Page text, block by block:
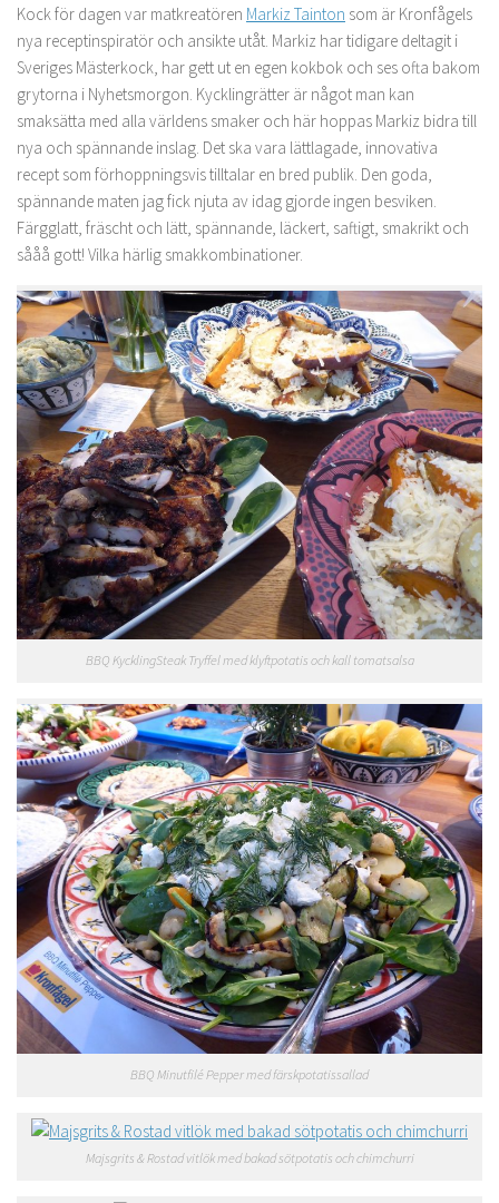
Kock för dagen var matkreatören Markiz Tainton som är Kronfågels
nya receptinspiratör och ansikte utåt. Markiz har tidigare deltagit i
Sveriges Mästerkock, har gett ut en egen kokbok och ses ofta bakom
grytorna i Nyhetsmorgon. Kycklingrätter är något man kan
smaksätta med alla världens smaker och här hoppas Markiz bidra till
nya och spännande inslag. Det ska vara lättlagade, innovativa
recept som förhoppningsvis tilltalar en bred publik. Den goda,
spännande maten jag fick njuta av idag gjorde ingen besviken.
Färgglatt, fräscht och lätt, spännande, läckert, saftigt, smakrikt och
sååå gott! Vilka härlig smakkombinationer.
BBQ KycklingSteak Tryffel med klyftpotatis och kall tomatsalsa
BBQ Minutfilé Pepper med färskpotatissallad
Majsgrits & Rostad vitlök med bakad sötpotatis och chimchurri